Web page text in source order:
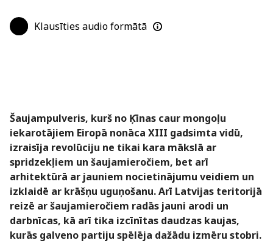
Klausīties audio formātā
Šaujampulveris, kurš no Ķīnas caur mongoļu
iekarotājiem Eiropā nonāca XIII gadsimta vidū,
izraisīja revolūciju ne tikai kara mākslā ar
spridzekļiem un šaujamieročiem, bet arī
arhitektūrā ar jauniem nocietinājumu veidiem un
izklaidē ar krāšņu uguņošanu. Arī Latvijas teritorijā
reizē ar šaujamieročiem radās jauni arodi un
darbnīcas, kā arī tika izcīnītas daudzas kaujas,
kurās galveno partiju spēlēja dažādu izmēru stobri.